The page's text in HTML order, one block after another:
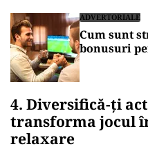
ADVERTORIALE
Cum sunt
bonusuri
4. Diversifică-ți
transforma jocul
relaxare